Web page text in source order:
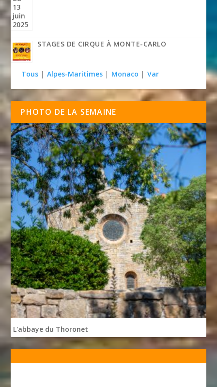
STAGES DE CIRQUE À MONTE-CARLO
Tous | Alpes-Maritimes | Monaco | Var
PHOTO DE LA SEMAINE
L'abbaye du Thoronet